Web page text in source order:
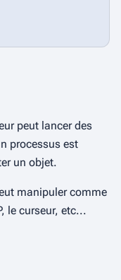
peut lancer des
processus est
un objet.
manipuler comme
le curseur, etc...